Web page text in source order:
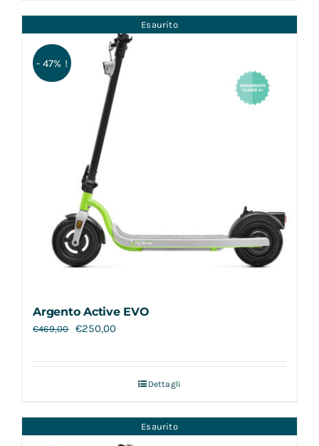
Esaurito
- 47% !
Argento Active EVO
€469,00 €250,00
Dettagli
Esaurito